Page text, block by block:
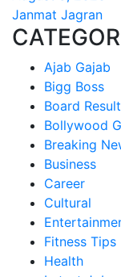
Janmat Jagran
Ajab Gajab
Bigg Boss
Board Result
Bollywood
Breaking
Business
Career
Cultural
Fitness Tips
Health